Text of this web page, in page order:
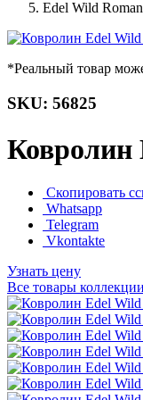
Edel Wild
*Реальный товар
SKU: 56825
Ковролин
Скопировать
Whatsapp
Telegram
Vkontakte
Узнать цену
Все товары коллекции